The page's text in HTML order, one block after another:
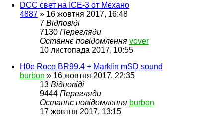
DCC свет на ICE-3 от Механо
4887 » 16 жовтня 2017, 16:48
7 Відповіді
7130 Перегляди
Останнє повідомлення vover
10 листопада 2017, 10:55
H0e Roco BR99.4 + Marklin mSD sound
burbon » 16 жовтня 2017, 22:35
13 Відповіді
9444 Перегляди
Останнє повідомлення burbon
17 жовтня 2017, 13:15